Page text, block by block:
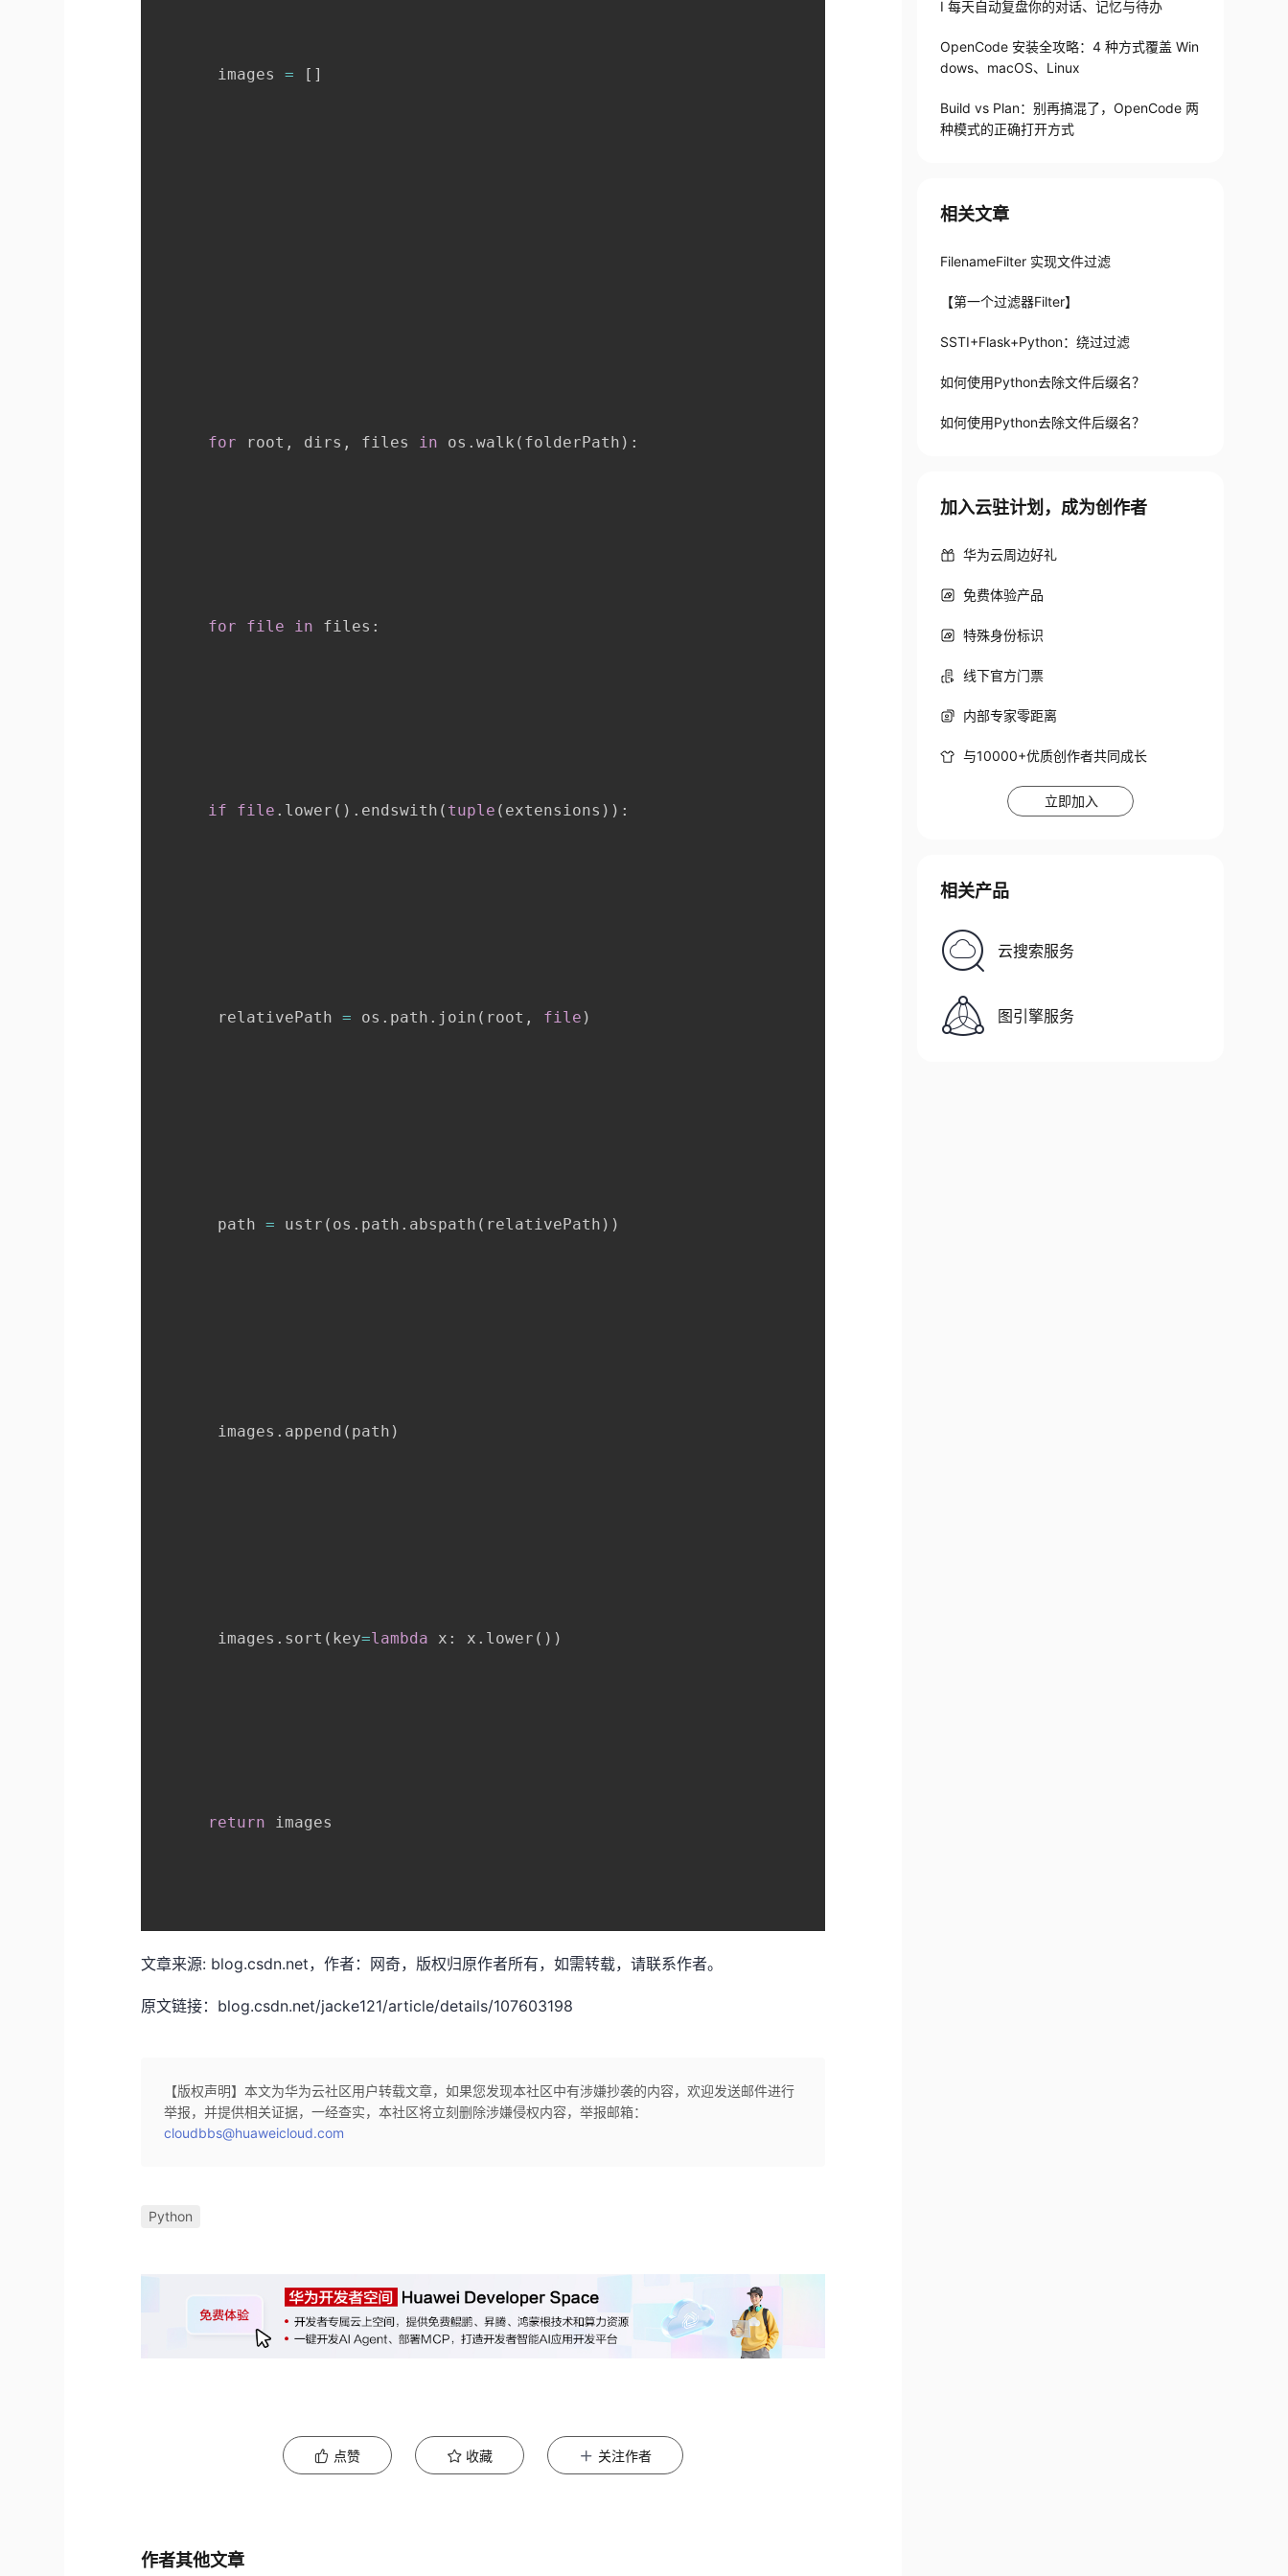
       images
= [ ]
for root , dirs , files in os .walk ( folderPath ) :
for file in files :
if file . lower ( ) . endswith ( tuple ( extensions ) ) :
       relativePath
= os . path . join ( root , file )
       path
= ustr ( os . path . abspath ( relativePath ) )
       images
. append ( path )
       images
. sort ( key=lambda x : x . lower ( ) )
return images
文章来源: blog.csdn.net，作者：网奇，版权归原作者所有，如需转载，请联系作者。
原文链接：blog.csdn.net/jacke121/article/details/107603198
【版权声明】本文为华为云社区用户转载文章，如果您发现本社区中有涉嫌抄袭的内容，欢迎发送邮件进行
举报，并提供相关证据，一经查实，本社区将立刻删除涉嫌侵权内容，举报邮箱：
cloudbbs@huaweicloud.com
Python
点赞 收藏 关注作者
作者其他文章
I 每天自动复盘你的对话、记忆与待办
OpenCode 安装全攻略：4 种方式覆盖 Win
dows、macOS、Linux
Build vs Plan：别再搞混了，OpenCode 两
种模式的正确打开方式
相关文章
FilenameFilter 实现文件过滤
【第一个过滤器Filter】
SSTI+Flask+Python：绕过过滤
如何使用Python去除文件后缀名？
如何使用Python去除文件后缀名？
加入云驻计划，成为创作者
华为云周边好礼
免费体验产品
特殊身份标识
线下官方门票
内部专家零距离
与10000+优质创作者共同成长
立即加入
相关产品
云搜索服务
图引擎服务